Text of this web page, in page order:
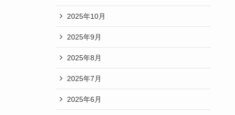
2025年10月
2025年9月
2025年8月
2025年7月
2025年6月